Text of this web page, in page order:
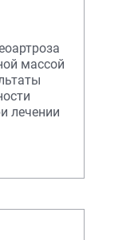
массой
лечении